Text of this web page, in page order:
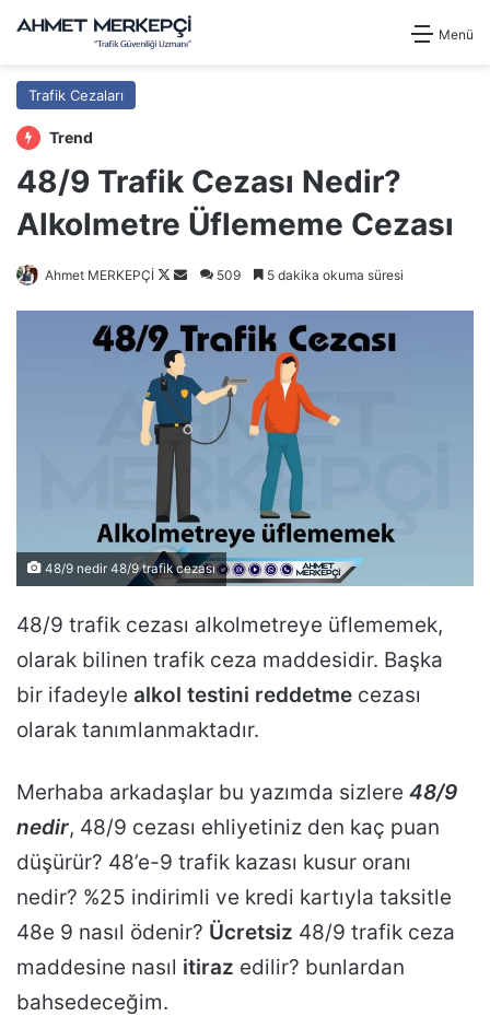
Menü
Trafik Cezaları
Trend
48/9 Trafik Cezası Nedir?
Alkolmetre Üflememe Cezası
Ahmet MERKEPÇİ
Follow
X
Bir
posta
göndermek
509 5 dakika okuma süresi
48/9 nedir 48/9 trafik cezası
48/9 trafik cezası alkolmetreye üflememek,
olarak bilinen trafik ceza maddesidir. Başka
bir ifadeyle alkol testini reddetme cezası
olarak tanımlanmaktadır.
Merhaba arkadaşlar bu yazımda sizlere 48/9
nedir, 48/9 cezası ehliyetiniz den kaç puan
düşürür? 48’e-9 trafik kazası kusur oranı
nedir? %25 indirimli ve kredi kartıyla taksitle
48e 9 nasıl ödenir? Ücretsiz 48/9 trafik ceza
maddesine nasıl itiraz edilir? bunlardan
bahsedeceğim.